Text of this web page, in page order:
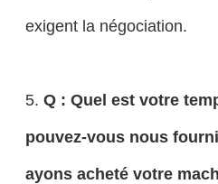
exigent la négociation.
5. Q : Quel est votre
pouvez-vous nous
ayons acheté votre